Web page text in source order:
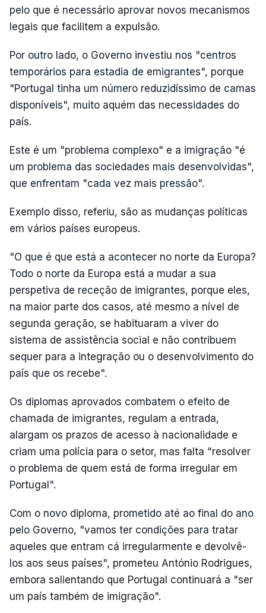
pelo que é necessário aprovar novos mecanismos
legais que facilitem a expulsão.
Por outro lado, o Governo investiu nos "centros
temporários para estadia de emigrantes", porque
"Portugal tinha um número reduzidíssimo de camas
disponíveis", muito aquém das necessidades do
país.
Este é um "problema complexo" e a imigração "é
um problema das sociedades mais desenvolvidas",
que enfrentam "cada vez mais pressão".
Exemplo disso, referiu, são as mudanças políticas
em vários países europeus.
"O que é que está a acontecer no norte da Europa?
Todo o norte da Europa está a mudar a sua
perspetiva de receção de imigrantes, porque eles,
na maior parte dos casos, até mesmo a nível de
segunda geração, se habituaram a viver do
sistema de assistência social e não contribuem
sequer para a integração ou o desenvolvimento do
país que os recebe".
Os diplomas aprovados combatem o efeito de
chamada de imigrantes, regulam a entrada,
alargam os prazos de acesso à nacionalidade e
criam uma polícia para o setor, mas falta "resolver
o problema de quem está de forma irregular em
Portugal".
Com o novo diploma, prometido até ao final do ano
pelo Governo, "vamos ter condições para tratar
aqueles que entram cá irregularmente e devolvê-
los aos seus países", prometeu António Rodrigues,
embora salientando que Portugal continuará a "ser
um país também de imigração".